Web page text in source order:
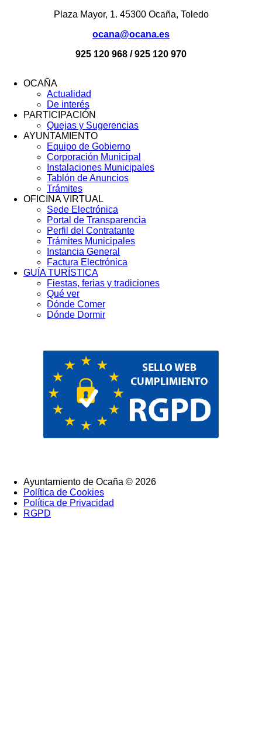
Plaza Mayor, 1. 45300 Ocaña, Toledo
ocana@ocana.es
925 120 968 / 925 120 970
OCAÑA
Actualidad
De interés
PARTICIPACIÓN
Quejas y Sugerencias
AYUNTAMIENTO
Equipo de Gobierno
Corporación Municipal
Instalaciones Municipales
Tablón de Anuncios
Trámites
OFICINA VIRTUAL
Sede Electrónica
Portal de Transparencia
Perfil del Contratante
Trámites Municipales
Instancia General
Factura Electrónica
GUÍA TURÍSTICA
Fiestas, ferias y tradiciones
Qué ver
Dónde Comer
Dónde Dormir
SubFooter
Ayuntamiento de Ocaña © 2026
Política de Cookies
Política de Privacidad
RGPD